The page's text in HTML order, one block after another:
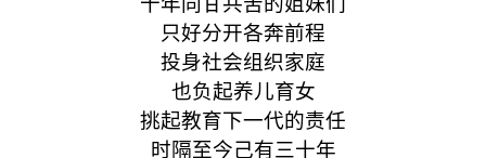
只好分开各奔前程
投身社会组织家庭
也负起养儿育女
挑起教育下一代的责任
时隔至今己有三十年